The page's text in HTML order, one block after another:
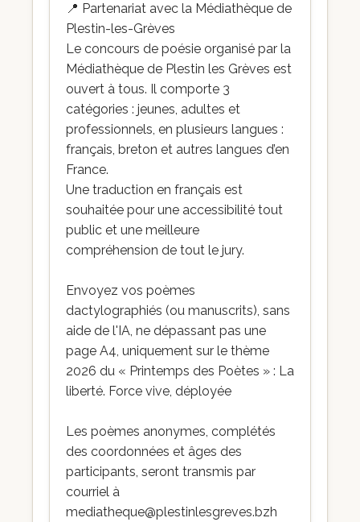
📍 Partenariat avec la Médiathèque de
Plestin-les-Grèves
Le concours de poésie organisé par la
Médiathèque de Plestin les Grèves est
ouvert à tous. Il comporte 3
catégories : jeunes, adultes et
professionnels, en plusieurs langues :
français, breton et autres langues d’en
France.
Une traduction en français est
souhaitée pour une accessibilité tout
public et une meilleure
compréhension de tout le jury.
Envoyez vos poèmes
dactylographiés (ou manuscrits), sans
aide de l'IA, ne dépassant pas une
page A4, uniquement sur le thème
2026 du « Printemps des Poètes » : La
liberté. Force vive, déployée
Les poèmes anonymes, complétés
des coordonnées et âges des
participants, seront transmis par
courriel à
mediatheque@plestinlesgreves.bzh